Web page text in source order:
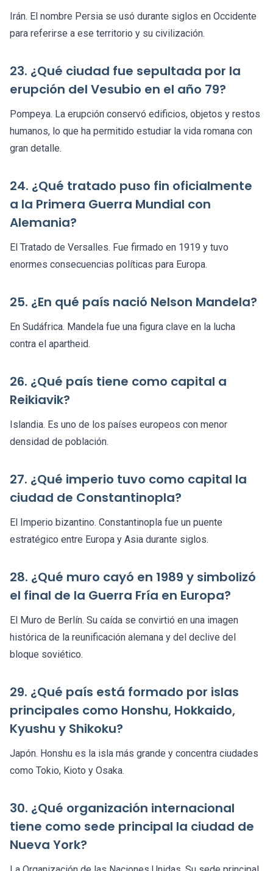
Irán. El nombre Persia se usó durante siglos en Occidente
para referirse a ese territorio y su civilización.
23. ¿Qué ciudad fue sepultada por la
erupción del Vesubio en el año 79?
Pompeya. La erupción conservó edificios, objetos y restos
humanos, lo que ha permitido estudiar la vida romana con
gran detalle.
24. ¿Qué tratado puso fin oficialmente
a la Primera Guerra Mundial con
Alemania?
El Tratado de Versalles. Fue firmado en 1919 y tuvo
enormes consecuencias políticas para Europa.
25. ¿En qué país nació Nelson Mandela?
En Sudáfrica. Mandela fue una figura clave en la lucha
contra el apartheid.
26. ¿Qué país tiene como capital a
Reikiavik?
Islandia. Es uno de los países europeos con menor
densidad de población.
27. ¿Qué imperio tuvo como capital la
ciudad de Constantinopla?
El Imperio bizantino. Constantinopla fue un puente
estratégico entre Europa y Asia durante siglos.
28. ¿Qué muro cayó en 1989 y simbolizó
el final de la Guerra Fría en Europa?
El Muro de Berlín. Su caída se convirtió en una imagen
histórica de la reunificación alemana y del declive del
bloque soviético.
29. ¿Qué país está formado por islas
principales como Honshu, Hokkaido,
Kyushu y Shikoku?
Japón. Honshu es la isla más grande y concentra ciudades
como Tokio, Kioto y Osaka.
30. ¿Qué organización internacional
tiene como sede principal la ciudad de
Nueva York?